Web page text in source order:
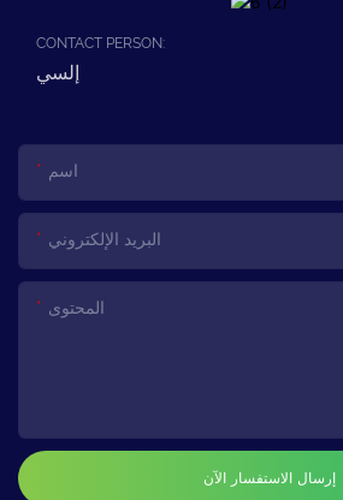
CONTACT PERSON:
إلسي
اسم
البريد الإلكتروني
المحتوى
إرسال الاستفسار الآن